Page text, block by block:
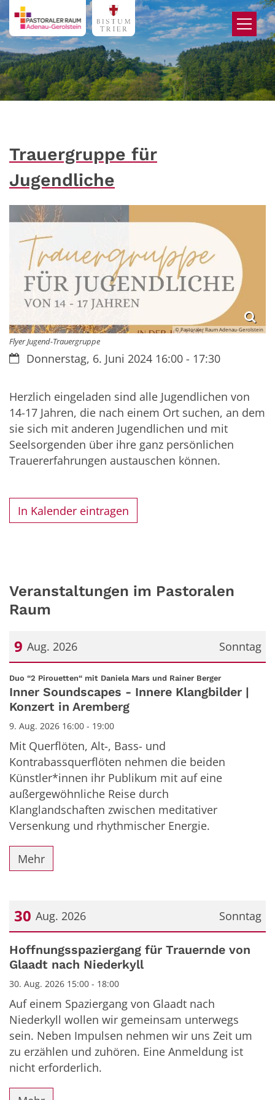
Zum Inhalt springen
Trauergruppe für
Jugendliche
© Pastoraler Raum Adenau-Gerolstein
Flyer Jugend-Trauergruppe
Datum:Donnerstag, 6. Juni 2024 16:00 - 17:30
Herzlich eingeladen sind alle Jugendlichen von
14-17 Jahren, die nach einem Ort suchen, an dem
sie sich mit anderen Jugendlichen und mit
Seelsorgenden über ihre ganz persönlichen
Trauererfahrungen austauschen können.
In Kalender eintragen
Veranstaltungen im Pastoralen
Raum
Sonntag
9 Aug. 2026
Datum: 9. August 2026
Duo “2 Pirouetten“ mit Daniela Mars und Rainer Berger:
Inner Soundscapes - Innere Klangbilder |
Konzert in Aremberg
9. Aug. 2026 16:00 - 19:00
Mit Querflöten, Alt-, Bass- und
Kontrabassquerflöten nehmen die beiden
Künstler*innen ihr Publikum mit auf eine
außergewöhnliche Reise durch
Klanglandschaften zwischen meditativer
Versenkung und rhythmischer Energie.
Mehr
Sonntag
30 Aug. 2026
Datum: 30. August 2026
Hoffnungsspaziergang für Trauernde von
Glaadt nach Niederkyll
30. Aug. 2026 15:00 - 18:00
Auf einem Spaziergang von Glaadt nach
Niederkyll wollen wir gemeinsam unterwegs
sein. Neben Impulsen nehmen wir uns Zeit um
zu erzählen und zuhören. Eine Anmeldung ist
nicht erforderlich.